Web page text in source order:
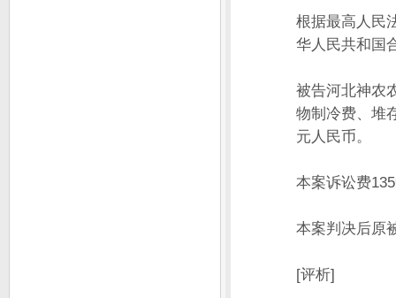
根据最高人民
华人民共和国
被告河北神农
物制冷费、堆
元人民币。
本案诉讼费
本案判决后原
[评析]